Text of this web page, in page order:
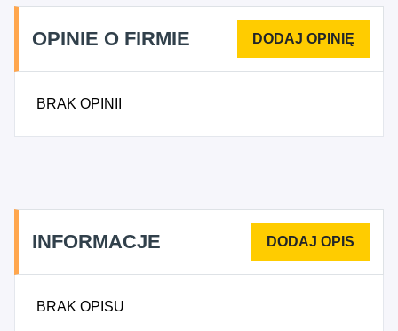
sprzedaży wysyłkowej lub Internet.
OPINIE O FIRMIE
BRAK OPINII
INFORMACJE
BRAK OPISU